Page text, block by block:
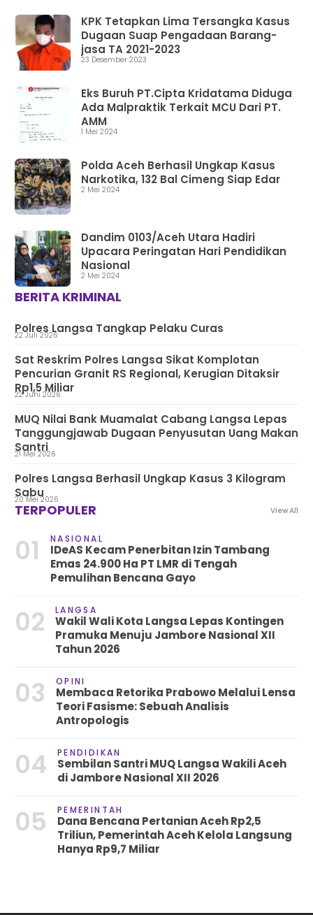
KPK Tetapkan Lima Tersangka Kasus
Dugaan Suap Pengadaan Barang-
jasa TA 2021-2023
23 Desember 2023
Eks Buruh PT.Cipta Kridatama Diduga
Ada Malpraktik Terkait MCU Dari PT.
AMM
1 Mei 2024
Polda Aceh Berhasil Ungkap Kasus
Narkotika, 132 Bal Cimeng Siap Edar
2 Mei 2024
Dandim 0103/Aceh Utara Hadiri
Upacara Peringatan Hari Pendidikan
Nasional
2 Mei 2024
BERITA KRIMINAL
Polres Langsa Tangkap Pelaku Curas
22 Juli 2026
Sat Reskrim Polres Langsa Sikat Komplotan
Pencurian Granit RS Regional, Kerugian Ditaksir
Rp1,5 Miliar
22 Juni 2026
MUQ Nilai Bank Muamalat Cabang Langsa Lepas
Tanggungjawab Dugaan Penyusutan Uang Makan
Santri
21 Mei 2026
Polres Langsa Berhasil Ungkap Kasus 3 Kilogram
Sabu20 Mei 2026
TERPOPULER View All
01 NASIONAL
IDeAS Kecam Penerbitan Izin Tambang
Emas 24.900 Ha PT LMR di Tengah
Pemulihan Bencana Gayo
02 LANGSA
Wakil Wali Kota Langsa Lepas Kontingen
Pramuka Menuju Jambore Nasional XII
Tahun 2026
03 OPINI
Membaca Retorika Prabowo Melalui Lensa
Teori Fasisme: Sebuah Analisis
Antropologis
04 PENDIDIKAN
Sembilan Santri MUQ Langsa Wakili Aceh
di Jambore Nasional XII 2026
05 PEMERINTAH
Dana Bencana Pertanian Aceh Rp2,5
Triliun, Pemerintah Aceh Kelola Langsung
Hanya Rp9,7 Miliar